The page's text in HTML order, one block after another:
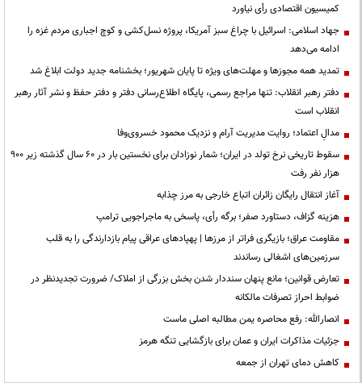
کمیسیون اقتصادی رأی نیاورد
جهاد اسلامی: اسرائیل با چراغ سبز آمریکا، پروژه نسل‌کشی و کوچ اجباری مردم غزه را
ادامه می‌دهد
تمدید همه مجوزها و مهلت‌های ویژه تا پایان شهریور؛ بخشنامه جدید دولت ابلاغ شد
دفتر رهبر انقلاب: تنها مراجع رسمی، پایگاه اطلاع‌رسانی دفتر و دفتر حفظ و نشر آثار رهبر
انقلاب است
مدالِ اعتماد؛ روایت مدیریت آرام و نزدیک محمود خسروی‌وفا
سقوط تاریخی نرخ تولد در ایران؛ شمار نوزادان برای نخستین بار در ۶۰ سال گذشته زیر ۹۰۰
هزار نفر رفت
آغاز انتقال رایگان زائران اتباع خارجی به مرز چذابه
هزینه گزاف، دستاورد صفر؛ برگه رأی، پاسخی به ماجراجویی ترامپ
مقاومت عراق؛ بازیگری فراتر از مرزها | پهپادهای عراقی پیام بازدارندگی را به قلب
سرزمین‌های اشغالی رساندند
تعارض قوانین؛ مانع پنهان سنددار شدن بخش بزرگی از املاک/ ضرورت تجدیدنظر در
ضوابط احراز تصرفات مالکانه
انصارالله: رفع محاصره یمن مطالبه اصلی ماست
جزئیات مذاکرات ایران و عمان برای بازگشایی تنگه هرمز
کاهش دمای تهران از جمعه